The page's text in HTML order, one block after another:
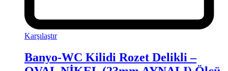
Karşılaştır
Banyo-WC Kilidi Rozet Delikli –